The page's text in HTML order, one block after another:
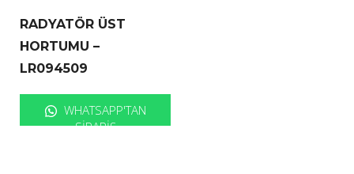
RADYATÖR ÜST
HORTUMU –
LR094509
WHATSAPP'TAN
SIPARIŞ